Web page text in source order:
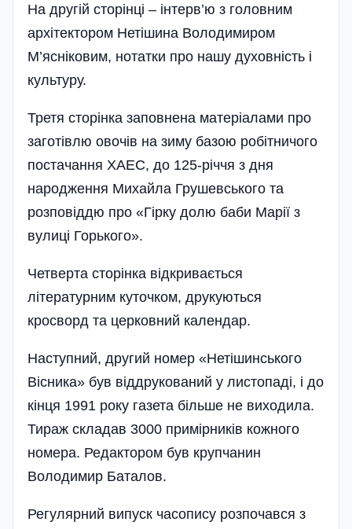
На другій сторінці – інтерв’ю з головним
архітектором Нетішина Володимиром
М’ясніковим, нотатки про нашу духовність і
культуру.
Третя сторінка заповнена матеріалами про
заготівлю овочів на зиму базою робітничого
постачання ХАЕС, до 125-річчя з дня
народження Михайла Грушевського та
розповіддю про «Гірку долю баби Марії з
вулиці Горького».
Четверта сторінка відкривається
літературним куточком, друкуються
кросворд та церковний календар.
Наступний, другий номер «Нетішинського
Вісника» був віддрукований у листопаді, і до
кінця 1991 року газета більше не виходила.
Тираж складав 3000 примірників кожного
номера. Редактором був крупчанин
Володимир Баталов.
Регулярний випуск часопису розпочався з